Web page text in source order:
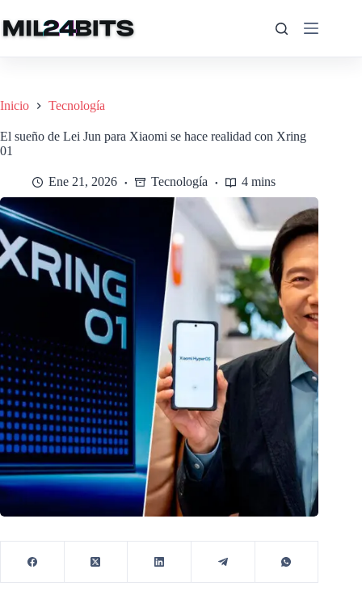
al
contenido
Inicio Tecnología
El sueño de Lei Jun para Xiaomi se hace realidad con Xring
01
Ene 21, 2026 Tecnología 4 mins